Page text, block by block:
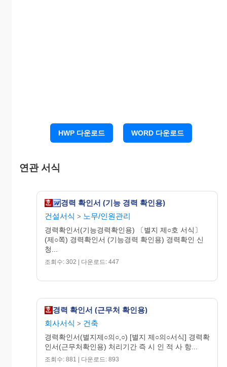
20OO년 O월 O일
신청인 O O O (서명 또는
건설산업기본법시행령 제13조 별표2 라목의
경력확인 신청에 따라 위와 같이 당사에서 시행
한 건설공사에 참여한 경력사항을 증명합니다.
20OO년 O월 O일
(확 인 자)
성 명 : O O O (인)
주 소 : OO시 OO구 OO동 OO
주민등록번호 : -
(확 인 자)
주 소 : OO시 OO구 OO동 OO
번지
주민등록번호 : -
당 시 직 책 :
HWP 다운로드 WORD 다운로드
연관 서식
경력 확인서 (기능 경력 확인용)
건설서식 > 노무/인원관리
경력확인서(기능경력확인용) 〔별지 제○호 서식〕
(제○쪽) 경력확인서 (기능경력 확인용) 경력확인 신
청...
조회수: 302 | 다운로드: 447
경력 확인서 (근무처 확인용)
회사서식 > 건축
경력확인서(별지제○의○,○) [별지 제○의○서식] 경력확
인서(근무처확인용) 처리기간 즉 시 인 적 사 항...
조회수: 881 | 다운로드: 893